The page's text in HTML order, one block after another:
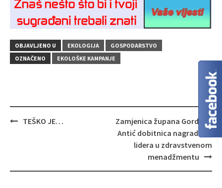
OBJAVLJENO U EKOLOGIJA
GOSPODARSTVO
OZNAČENO
EKOLOŠKE KAMPANJE
Navigacija
TEŠKO JE…
Zamjenica župana Gordana
Antić dobitnica nagrade za
lidera u zdravstvenom
menadžmentu